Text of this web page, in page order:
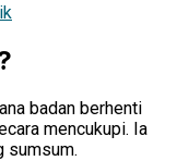
badan berhenti
mencukupi. Ia
sumsum.